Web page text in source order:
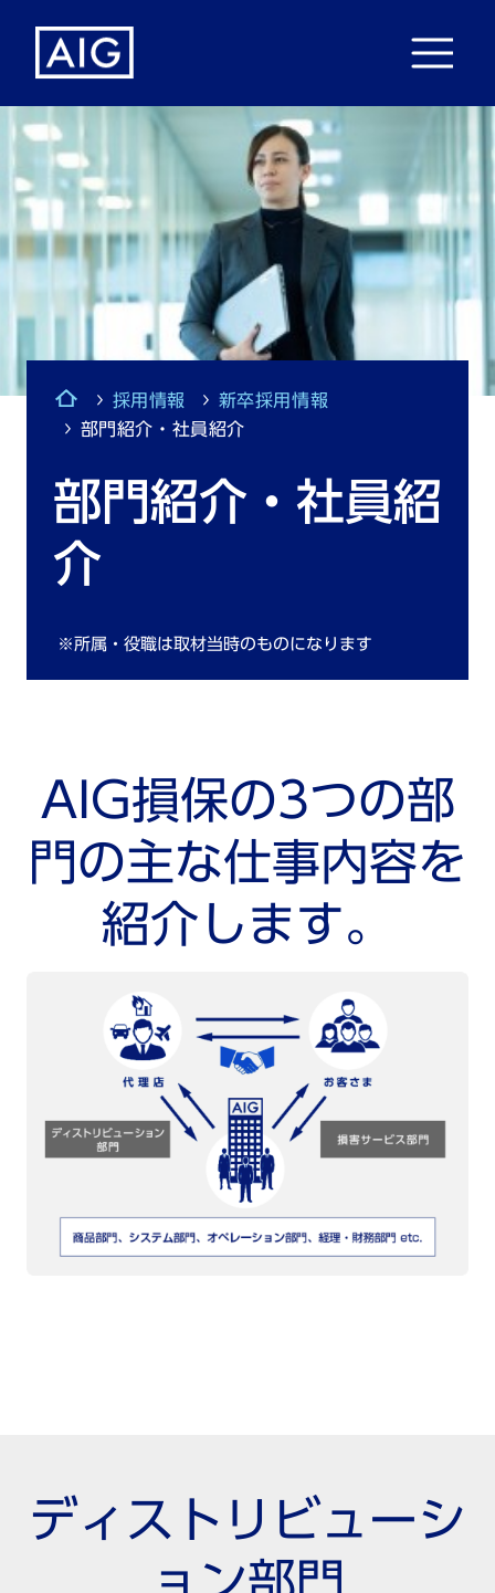
採用情報
新卒採用情報
部門紹介・社員紹介
部門紹介・社員紹
介
※所属・役職は取材当時のものになります
AIG損保の3つの部
門の主な仕事内容を
紹介します。
ディストリビューシ
ョン部門